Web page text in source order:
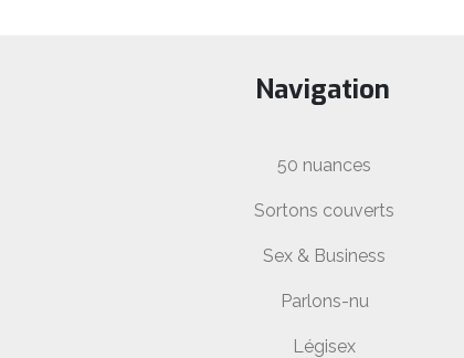
Navigation
50 nuances
Sortons couverts
Sex & Business
Parlons-nu
Légisex